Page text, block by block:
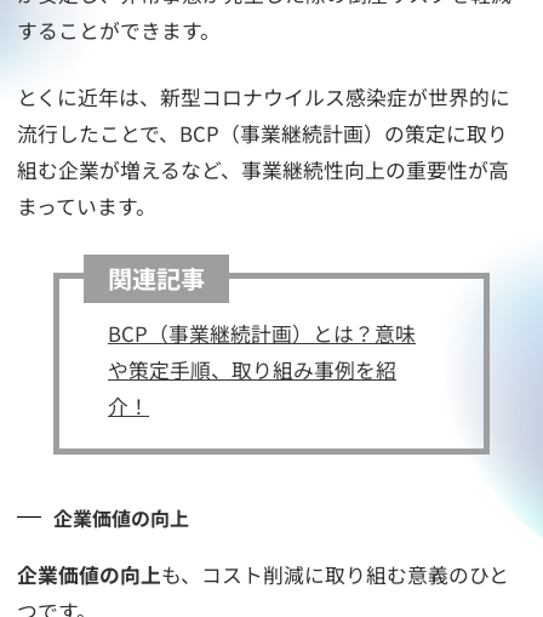
することができます。
とくに近年は、新型コロナウイルス感染症が世界的に
流行したことで、BCP（事業継続計画）の策定に取り
組む企業が増えるなど、事業継続性向上の重要性が高
まっています。
関連記事
BCP（事業継続計画）とは？意味
や策定手順、取り組み事例を紹
介！
企業価値の向上
企業価値の向上も、コスト削減に取り組む意義のひと
つです。